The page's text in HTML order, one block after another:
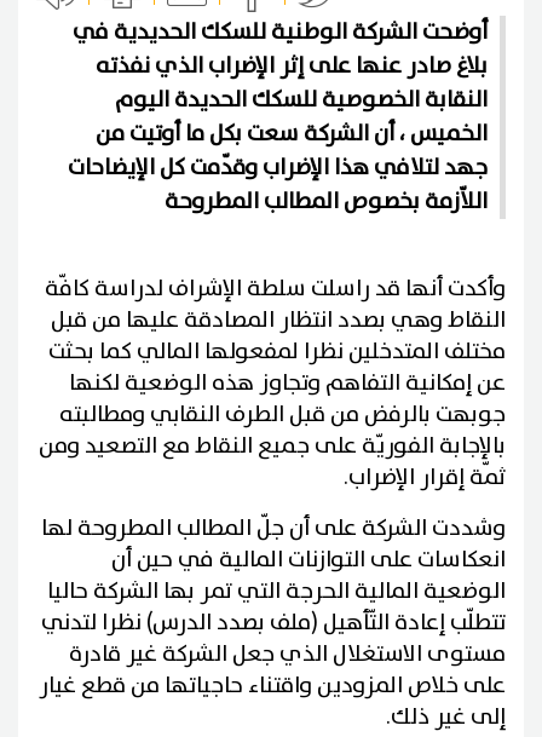
أوضحت الشركة الوطنية للسكك الحديدية في
بلاغ صادر عنها على إثر الإضراب الذي نفذته
النقابة الخصوصية للسكك الحديدة اليوم
الخميس ، أن الشركة سعت بكل ما أوتيت من
جهد لتلافي هذا الإضراب وقدّمت كل الإيضاحات
اللاّزمة بخصوص المطالب المطروحة
وأكدت أنها قد راسلت سلطة الإشراف لدراسة كافّة
النقاط وهي بصدد انتظار المصادقة عليها من قبل
مختلف المتدخلين نظرا لمفعولها المالي كما بحثت
عن إمكانية التفاهم وتجاوز هذه الوضعية لكنها
جوبهت بالرفض من قبل الطرف النقابي ومطالبته
بالإجابة الفوريّة على جميع النقاط مع التصعيد ومن
ثمّة إقرار الإضراب.
وشددت الشركة على أن جلّ المطالب المطروحة لها
انعكاسات على التوازنات المالية في حين أن
الوضعية المالية الحرجة التي تمر بها الشركة حاليا
تتطلّب إعادة التّأهيل (ملف بصدد الدرس) نظرا لتدني
مستوى الاستغلال الذي جعل الشركة غير قادرة
على خلاص المزودين واقتناء حاجياتها من قطع غيار
إلى غير ذلك.